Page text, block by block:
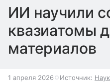
ИИ научили
квазиатомы
материалов
1 апреля 2026 Источник: